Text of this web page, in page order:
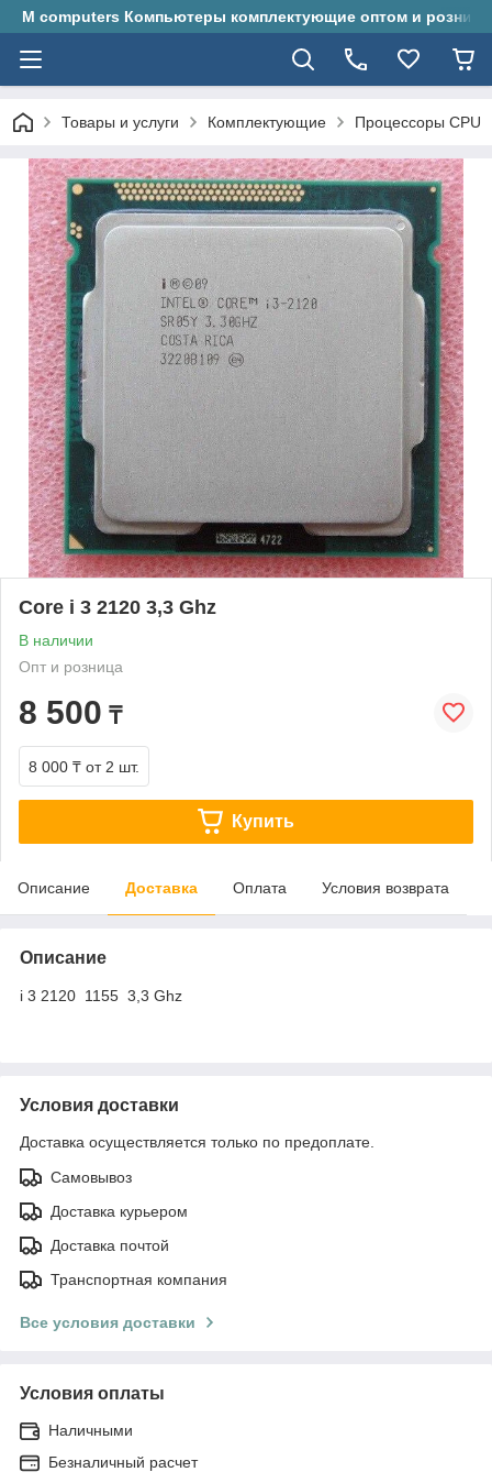
M computers Компьютеры комплектующие оптом и
Товары и услуги Комплектующие Процессоры CPU
Core i 3 2120 3,3 Ghz
В наличии
Опт и розница
8 500 ₸
8 000 ₸ от 2 шт.
Купить
Описание Доставка Оплата Условия возврата
Описание
i 3 2120 1155 3,3 Ghz
Условия доставки
Доставка осуществляется только по предоплате.
Самовывоз
Доставка курьером
Доставка почтой
Транспортная компания
Все условия доставки
Условия оплаты
Наличными
Безналичный расчет